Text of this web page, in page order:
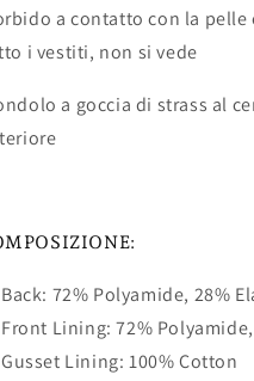
a contatto con la pelle
i vestiti, non si vede
a goccia di strass al
Back: 72% Polyamide, 28%
Front Lining: 72%
Gusset Lining: 100% Cotton